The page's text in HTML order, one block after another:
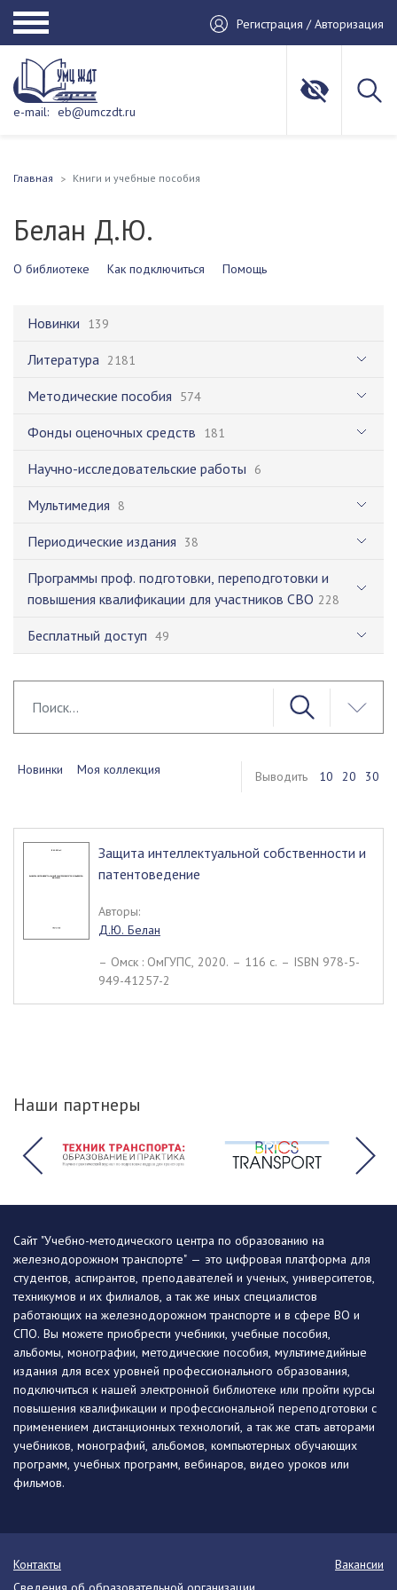
Регистрация / Авторизация
e-mail: eb@umczdt.ru
Главная Книги и учебные пособия
Белан Д.Ю.
О библиотеке Как подключиться Помощь
Новинки 139
Литература 2181
Методические пособия 574
Фонды оценочных средств 181
Научно-исследовательские работы 6
Мультимедия 8
Периодические издания 38
Программы проф. подготовки, переподготовки и
повышения квалификации для участников СВО 228
Бесплатный доступ 49
Новинки Моя коллекция Выводить 10 20 30
Защита интеллектуальной собственности и
патентоведение
Авторы:
Д.Ю. Белан
– Омск : ОмГУПС, 2020. – 116 c. – ISBN 978-5-
949-41257-2
Наши партнеры
Сайт "Учебно-методического центра по образованию на
железнодорожном транспорте" — это цифровая платформа для
студентов, аспирантов, преподавателей и ученых, университетов,
техникумов и их филиалов, а так же иных специалистов
работающих на железнодорожном транспорте и в сфере ВО и
СПО. Вы можете приобрести учебники, учебные пособия,
альбомы, монографии, методические пособия, мультимедийные
издания для всех уровней профессионального образования,
подключиться к нашей электронной библиотеке или пройти курсы
повышения квалификации и профессиональной переподготовки с
применением дистанционных технологий, а так же стать авторами
учебников, монографий, альбомов, компьютерных обучающих
программ, учебных программ, вебинаров, видео уроков или
фильмов.
Контакты
Вакансии